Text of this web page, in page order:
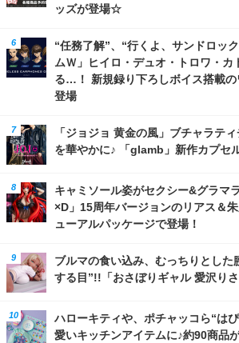
ッズが登場☆
“任務了解”、“行くよ、サンドロッ
ムＷ」ヒイロ・デュオ・トロワ・カ
る…！ 新規録り下ろしボイス搭載
登場
「ジョジョ 黄金の風」ブチャラテ
を華やかに♪ 「glamb」新作カプセ
キャミソール姿がセクシー&グラマ
×D」15周年バージョンのリアス＆
ューアルパッケージで登場！
ブルマの食い込み、むっちりとし
する目”!!「おさぼりギャル 愛沢り
ハローキティや、ポチャッコら“は
愛いキッチンアイテムに♪約90商品